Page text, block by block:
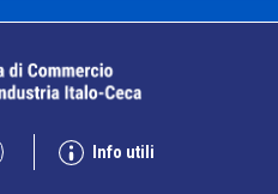
Info utili